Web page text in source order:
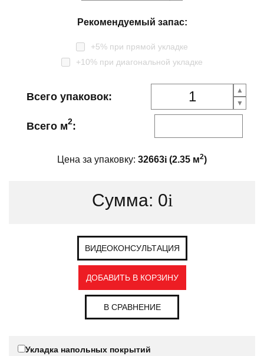
Рекомендуемый запас:
+5% при прямой укладке
+10% при диагональной укладке
Всего упаковок:
Всего м2:
Цена за упаковку: 32663i (2.35 м2)
Сумма: 0i
ВИДЕОКОНСУЛЬТАЦИЯ
ДОБАВИТЬ В КОРЗИНУ
В СРАВНЕНИЕ
Укладка напольных покрытий